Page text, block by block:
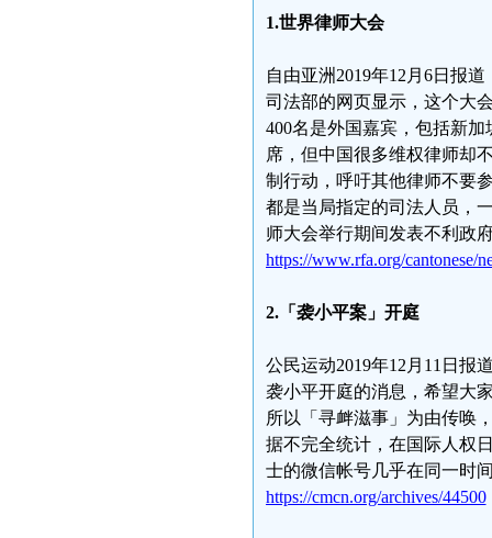
1.世界律师大会
自由亚洲2019年12月6日报
司法部的网页显示，这个大
400名是外国嘉宾，包括新
席，但中国很多维权律师却
制行动，呼吁其他律师不要
都是当局指定的司法人员，
师大会举行期间发表不利政
https://www.rfa.org/cantonese/
2.「袭小平案」开庭
公民运动2019年12月11日报
袭小平开庭的消息，希望大
所以「寻衅滋事」为由传唤
据不完全统计，在国际人权
士的微信帐号几乎在同一时
https://cmcn.org/archives/44500